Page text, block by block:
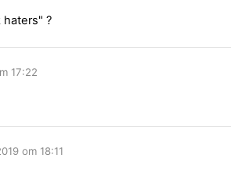
haters" ?
17:22
om 18:11